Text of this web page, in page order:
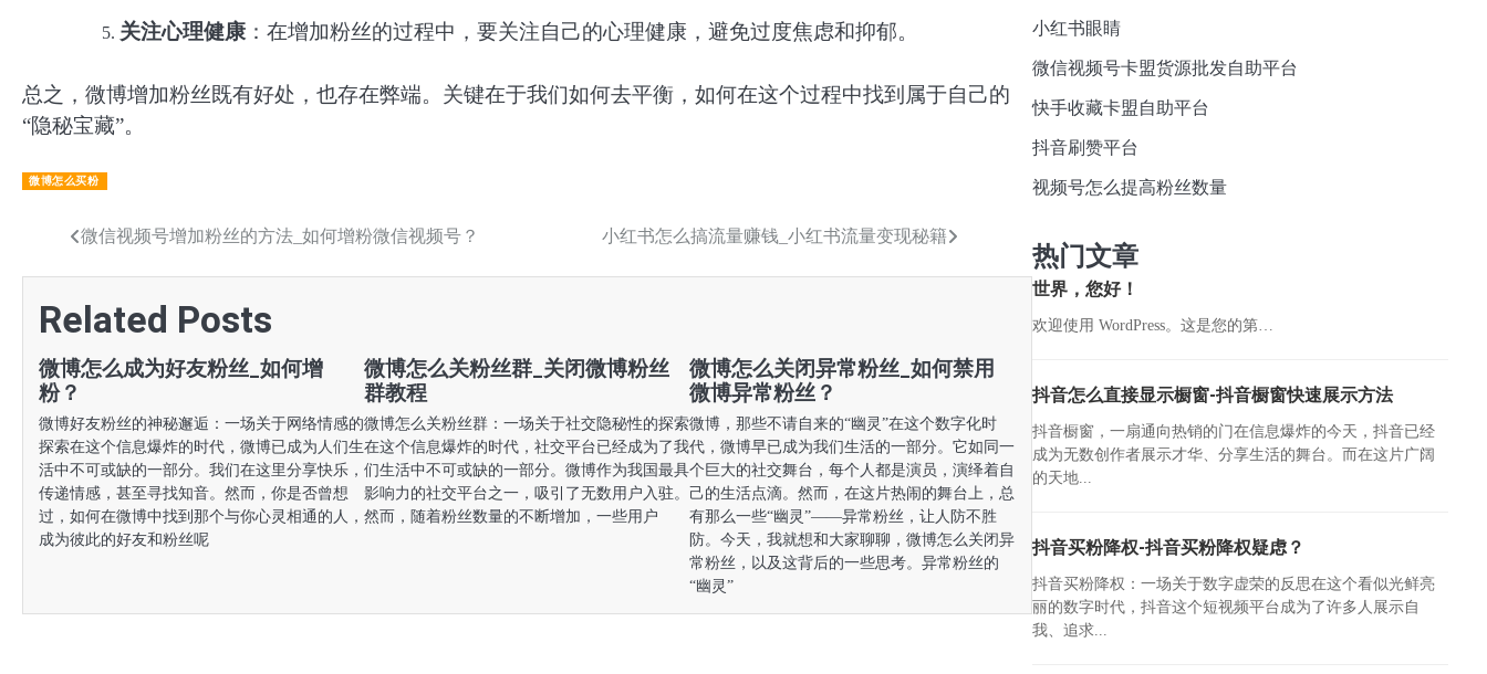
关注心理健康：在增加粉丝的过程中，要关注自己的心理健康，避免过度焦虑和抑郁。
总之，微博增加粉丝既有好处，也存在弊端。关键在于我们如何去平衡，如何在这个过程中找到属于自己的
“隐秘宝藏”。
微博怎么买粉
章
导
航
微信视频号增加粉丝的方法_如何增粉微信视频号？ 小红书怎么搞流量赚钱_小红书流量变现秘籍
Related Posts
微博怎么成为好友粉丝_如何增
粉？
微博好友粉丝的神秘邂逅：一场关于网络情感的
探索在这个信息爆炸的时代，微博已成为人们生
活中不可或缺的一部分。我们在这里分享快乐，
传递情感，甚至寻找知音。然而，你是否曾想
过，如何在微博中找到那个与你心灵相通的人，
成为彼此的好友和粉丝呢
微博怎么关粉丝群_关闭微博粉丝
群教程
微博怎么关粉丝群：一场关于社交隐秘性的探索
在这个信息爆炸的时代，社交平台已经成为了我
们生活中不可或缺的一部分。微博作为我国最具
影响力的社交平台之一，吸引了无数用户入驻。
然而，随着粉丝数量的不断增加，一些用户
微博怎么关闭异常粉丝_如何禁用
微博异常粉丝？
微博，那些不请自来的“幽灵”在这个数字化时
代，微博早已成为我们生活的一部分。它如同一
个巨大的社交舞台，每个人都是演员，演绎着自
己的生活点滴。然而，在这片热闹的舞台上，总
有那么一些“幽灵”——异常粉丝，让人防不胜
防。今天，我就想和大家聊聊，微博怎么关闭异
常粉丝，以及这背后的一些思考。异常粉丝的
“幽灵”
小红书眼睛
微信视频号卡盟货源批发自助平台
快手收藏卡盟自助平台
抖音刷赞平台
视频号怎么提高粉丝数量
热门文章
世界，您好！
欢迎使用 WordPress。这是您的第…
抖音怎么直接显示橱窗-抖音橱窗快速展示方法
抖音橱窗，一扇通向热销的门在信息爆炸的今天，抖音已经
成为无数创作者展示才华、分享生活的舞台。而在这片广阔
的天地...
抖音买粉降权-抖音买粉降权疑虑？
抖音买粉降权：一场关于数字虚荣的反思在这个看似光鲜亮
丽的数字时代，抖音这个短视频平台成为了许多人展示自
我、追求...